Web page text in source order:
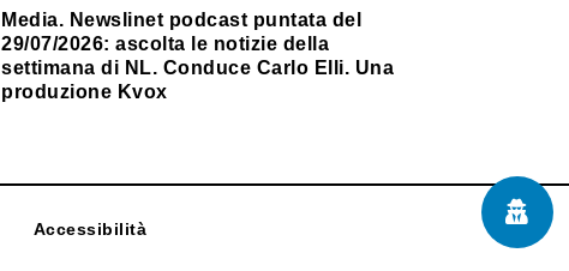
Media. Newslinet podcast puntata del
29/07/2026: ascolta le notizie della
settimana di NL. Conduce Carlo Elli. Una
produzione Kvox
Accessibilità